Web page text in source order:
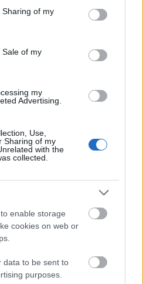
behaviour. You may click to
and its third-party tags to
purposes in below Google
of my
of my
my
Advertising.
Use,
Sharing of my
with the
collected.
enable storage
cookies on web or
data to be sent to
purposes.
bemutatóval
bemutatót terveznek és
július 1-jétől Rudolf
igazgatója.